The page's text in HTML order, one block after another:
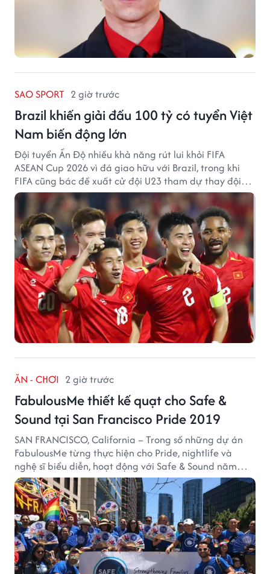
SAO SPORT 2 giờ trước
Brazil khiến giải đấu 100 tỷ có tuyển Việt
Nam biến động lớn
Đội tuyển Ấn Độ nhiều khả năng rút lui khỏi FIFA
ASEAN Cup 2026 vì đá giao hữu với Brazil, trong khi
FIFA cũng bác đề xuất cử đội U23 tham dự thay đội
tuyển quốc gia.
ĂN - CHƠI 2 giờ trước
FabulousMe thiết kế quạt cho Safe &
Sound tại San Francisco Pride 2019
SAN FRANCISCO, California – Trong số những dự án
FabulousMe từng thực hiện cho Pride, nightlife và
nghệ sĩ biểu diễn, hoạt động với Safe & Sound năm
2019 mang một bối cảnh khác biệt. Safe & Sound là tổ
chức phi lợi nhuận tại San Francisco hoạt động trong
lĩnh vực phòng ngừa bạo hành trẻ em, hỗ trợ gia đình
và xây dựng môi trường an toàn cho trẻ em.